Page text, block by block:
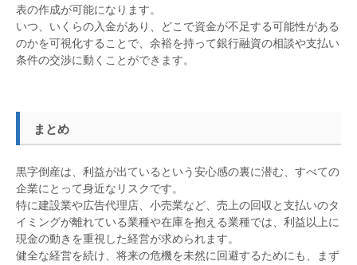
表の作成が可能になります。
いつ、いくらの入金があり、どこで資金が不足する可能性がある
のかを可視化することで、余裕を持って銀行融資の相談や支払い
条件の交渉に動くことができます。
まとめ
黒字倒産は、利益が出ているという安心感の裏に潜む、すべての
企業にとって身近なリスクです。
特に建設業や広告代理店、小売業など、売上の回収と支払いのタ
イミングが離れている業種や在庫を抱える業種では、利益以上に
現金の動きを重視した経営が求められます。
健全な経営を続け、将来の危機を未然に回避するためにも、まず